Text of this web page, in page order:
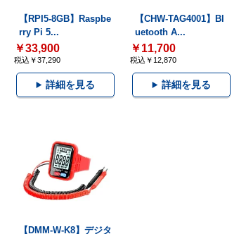
【RPI5-8GB】Raspbe
rry Pi 5...
￥33,900
税込￥37,290
詳細を見る
【CHW-TAG4001】Bl
uetooth A...
￥11,700
税込￥12,870
詳細を見る
【DMM-W-K8】デジタ